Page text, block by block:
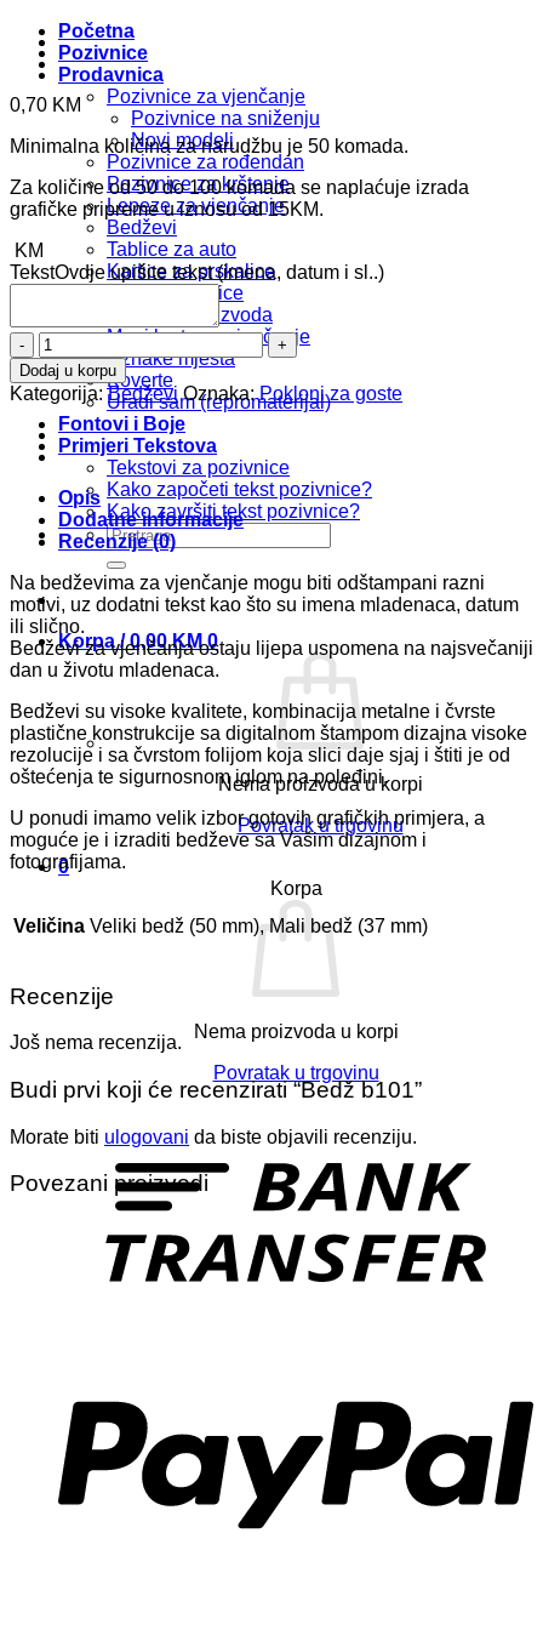
Početna
Pozivnice
Prodavnica
Pozivnice za vjenčanje
Pozivnice na sniženju
Novi modeli
Pozivnice za rođendan
Pozivnice za krštenje
Lepeze za vjenčanje
Bedževi
Tablice za auto
Kartice za prskalice
Foto zahvalnice
Kompleti proizvoda
Meni karte za vjenčanje
Oznake mjesta
Koverte
Uradi sam (repromaterijal)
Fontovi i Boje
Primjeri Tekstova
Tekstovi za pozivnice
Kako započeti tekst pozivnice?
Kako završiti tekst pozivnice?
Pretraži:
Korpa /0,00KM 0
Nema proizvoda u korpi
Povratak u trgovinu
0
Korpa
Nema proizvoda u korpi
Povratak u trgovinu
0,70 KM
Minimalna količina za narudžbu je 50 komada.
Za količine od 50 do 100 komada se naplaćuje izrada
grafičke pripreme u iznosu od 15KM.
KM
TekstOvdje upišite tekst (imena, datum i sl..)
Bedž
b101
količina
Dodaj u korpu
Kategorija:Bedževi Oznaka:Pokloni za goste
Opis
Dodatne informacije
Recenzije (0)
Na bedževima za vjenčanje mogu biti odštampani razni
motivi, uz dodatni tekst kao što su imena mladenaca, datum
ili slično.
Bedževi za vjenčanja ostaju lijepa uspomena na najsvečaniji
dan u životu mladenaca.
Bedževi su visoke kvalitete, kombinacija metalne i čvrste
plastične konstrukcije sa digitalnom štampom dizajna visoke
rezolucije i sa čvrstom folijom koja slici daje sjaj i štiti je od
oštećenja te sigurnosnom iglom na poleđini.
U ponudi imamo velik izbor gotovih grafičkih primjera, a
moguće je i izraditi bedževe sa Vašim dizajnom i
fotografijama.
Veličina Veliki bedž (50 mm), Mali bedž (37 mm)
Recenzije
Još nema recenzija.
Budi prvi koji će recenzirati “Bedž b101”
Morate biti ulogovani da biste objavili recenziju.
Povezani proizvodi